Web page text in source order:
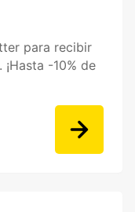
para recibir
-10% de